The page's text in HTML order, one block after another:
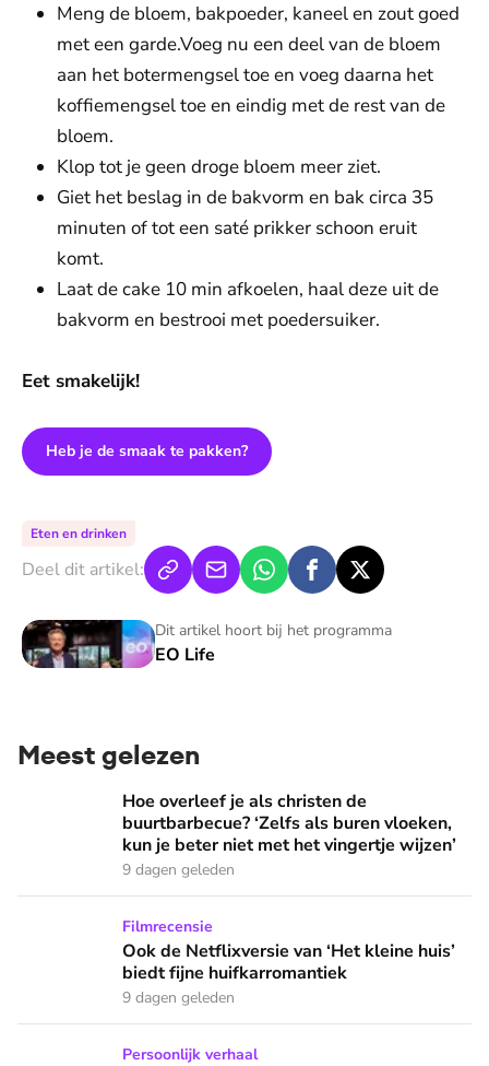
Meng de bloem, bakpoeder, kaneel en zout goed
met een garde.Voeg nu een deel van de bloem
aan het botermengsel toe en voeg daarna het
koffiemengsel toe en eindig met de rest van de
bloem.
Klop tot je geen droge bloem meer ziet.
Giet het beslag in de bakvorm en bak circa 35
minuten of tot een saté prikker schoon eruit
komt.
Laat de cake 10 min afkoelen, haal deze uit de
bakvorm en bestrooi met poedersuiker.
Eet smakelijk!
Heb je de smaak te pakken?
Eten en drinken
Deel dit artikel:
Dit artikel hoort bij het programma
EO Life
EO Life
Meest gelezen
Hoe overleef je als christen de buurtbarbecue? ‘Zelfs als
Hoe overleef je als christen de
buurtbarbecue? ‘Zelfs als buren vloeken,
kun je beter niet met het vingertje wijzen’
9 dagen geleden
Ook de Netflixversie van ‘Het kleine huis’ biedt fijne
Filmrecensie
Ook de Netflixversie van ‘Het kleine huis’
biedt fijne huifkarromantiek
9 dagen geleden
Zanger Elbert Smelt kan niet niets doen: ‘Ik word soms
Persoonlijk verhaal